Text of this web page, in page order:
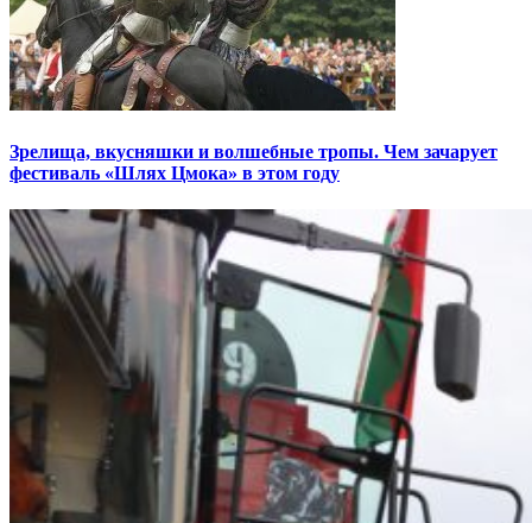
Зрелища, вкусняшки и волшебные тропы. Чем зачарует
фестиваль «Шлях Цмока» в этом году